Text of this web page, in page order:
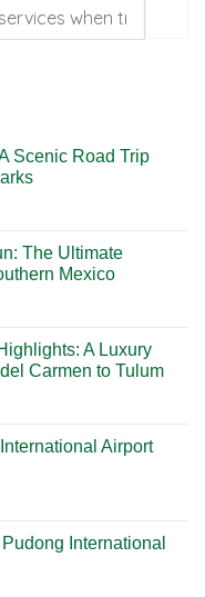
Scenic Road Trip
The Ultimate
Mexico
A Luxury
Carmen to Tulum
Airport
International